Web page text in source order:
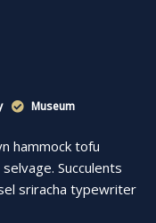
Museum
hammock tofu
Succulents
sriracha typewriter